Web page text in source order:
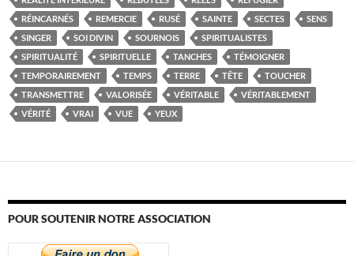
RÉINCARNÉS
REMERCIE RUSÉ SAINTE SECTES
SENS
SINGER
SOI DIVIN SOURNOIS
SPIRITUALISTES
SPIRITUALITÉ
SPIRITUELLE TANCHES
TÉMOIGNER
TEMPORAIREMENT
TEMPS TERRE TÊTE
TOUCHER
TRANSMETTRE
VALORISÉE VÉRITABLE
VÉRITABLEMENT
VÉRITÉ
VRAI VUE YEUX
POUR SOUTENIR NOTRE ASSOCIATION